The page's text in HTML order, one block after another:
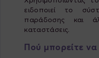
ειδοποιεί το
παράδοσης και
καταστάσεις.
Πού μπορείτε